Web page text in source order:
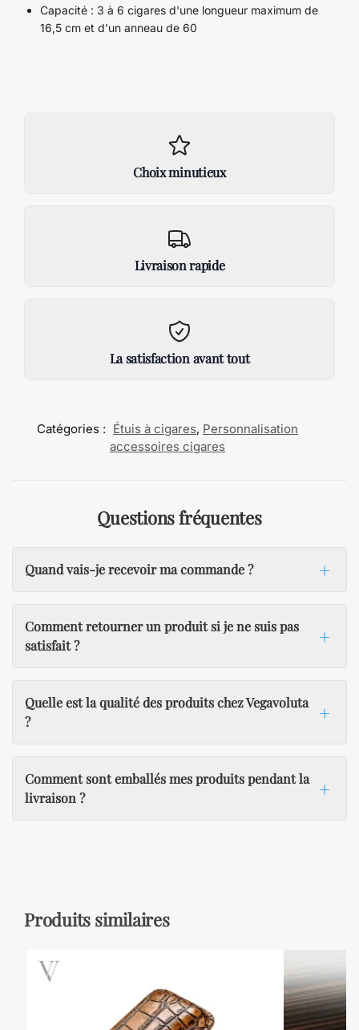
Capacité : 3 à 6 cigares d'une longueur maximum de
16,5 cm et d'un anneau de 60
Choix minutieux
Livraison rapide
La satisfaction avant tout
Catégories : Étuis à cigares, Personnalisation
accessoires cigares
Questions fréquentes
Quand vais-je recevoir ma commande ?
Comment retourner un produit si je ne suis pas
satisfait ?
Quelle est la qualité des produits chez Vegavoluta
?
Comment sont emballés mes produits pendant la
livraison ?
Produits similaires